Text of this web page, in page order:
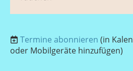
Termine abonnieren (in
oder Mobilgeräte hinzufügen)